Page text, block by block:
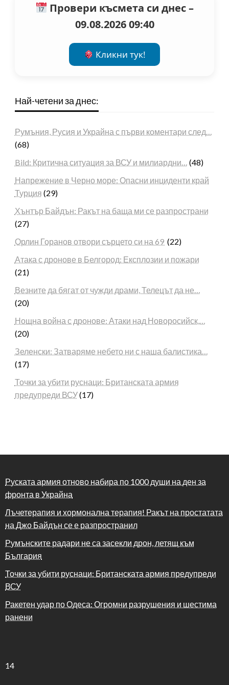
Провери късмета си днес –
09.08.2026 09:40
Кликни тук!
Най-четени за днес:
Румъния, Русия и Украйна с първи коментари след…
(68)
Bild: Критична ситуация за ВСУ и милиардни… (48)
Напрежение в Черно море: Опасни инциденти край
Турция (29)
Хънтър Байдън: Ракът на баща ми се разпространи
(27)
Орлин Горанов отвори сърцето си на 69 (22)
Атака с дронове в Белгород: Експлозии и пожари
(21)
Везните да бягат от чужди драми, Телецът да не…
(20)
Нощна война с дронове: Атаки над Новоросийск,…
(20)
Зеленски: Затваряме небето ни с наша балистика…
(17)
Точки за убити руснаци: Британската армия
предупреди ВСУ(17)
Руската армия отново набира по 1000 души на ден за
фронта в Украйна
Лъчетерапия и хормонална терапия! Ракът на простатата
на Джо Байдън се е разпространил
Румънските радари не са засекли дрон, летящ към
България
Точки за убити руснаци: Британската армия предупреди
ВСУ
Ракетен удар по Одеса: Огромни разрушения и шестима
ранени
14